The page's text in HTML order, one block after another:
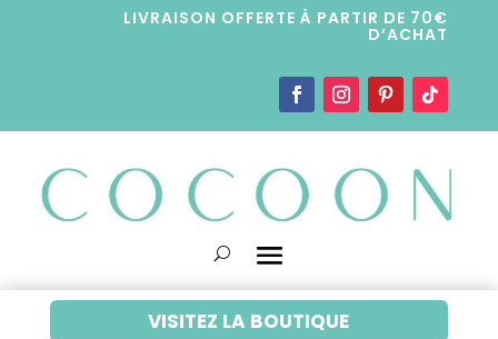
LIVRAISON OFFERTE À PARTIR DE 70€
D’ACHAT
VISITEZ LA BOUTIQUE